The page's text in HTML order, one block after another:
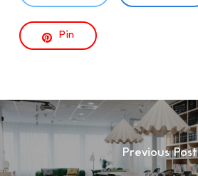
Pin
Previous Post